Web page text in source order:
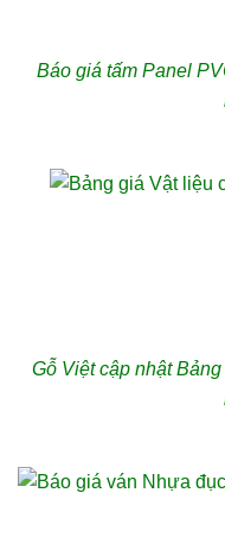
Báo giá tấm Panel
Gỗ Việt cập nhật